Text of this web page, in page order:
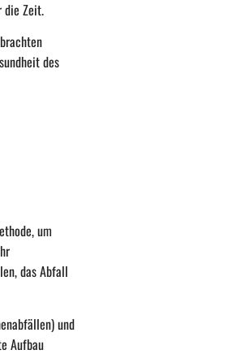
die Zeit.
des
um
das Abfall
und
Aufbau